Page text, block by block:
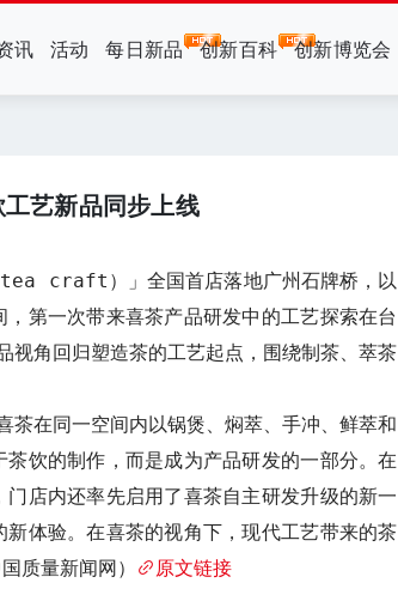
讯 活动 每日新品 创新百科 创新博览会
艺新品同步上线
craft）」全国首店落地广州石牌桥，以
第一次带来喜茶产品研发中的工艺探索在台
角回归塑造茶的工艺起点，围绕制茶、萃茶
在同一空间内以锅煲、焖萃、手冲、鲜萃和
饮的制作，而是成为产品研发的一部分。在
店内还率先启用了喜茶自主研发升级的新一
体验。在喜茶的视角下，现代工艺带来的茶
质量新闻网）
原文链接